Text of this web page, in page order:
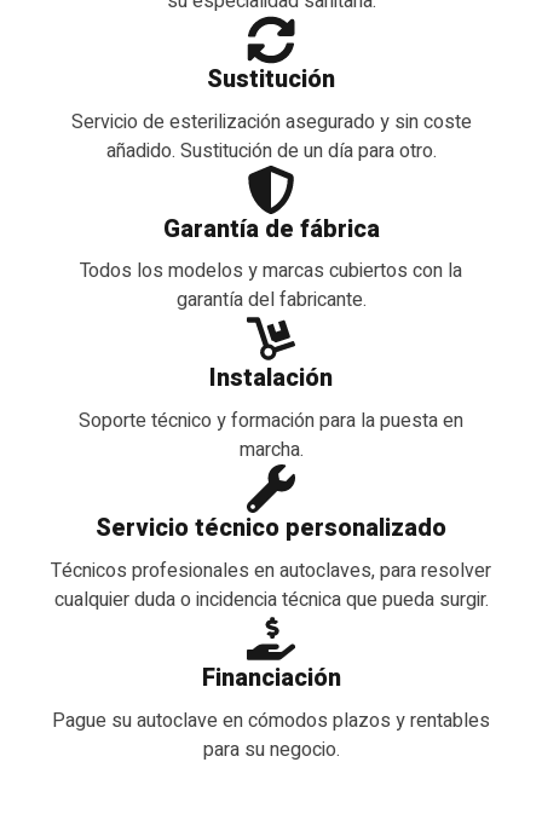
Sustitución
Servicio de esterilización asegurado y sin coste
añadido. Sustitución de un día para otro.
Garantía de fábrica
Todos los modelos y marcas cubiertos con la
garantía del fabricante.
Instalación
Soporte técnico y formación para la puesta en
marcha.
Servicio técnico personalizado
Técnicos profesionales en autoclaves, para resolver
cualquier duda o incidencia técnica que pueda surgir.
Financiación
Pague su autoclave en cómodos plazos y rentables
para su negocio.